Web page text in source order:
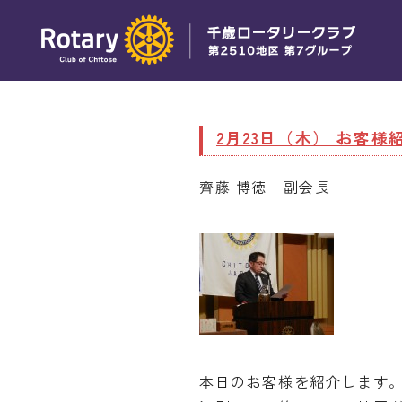
2月23日（木） お客様
齊藤 博徳 副会長
本日のお客様を紹介します。